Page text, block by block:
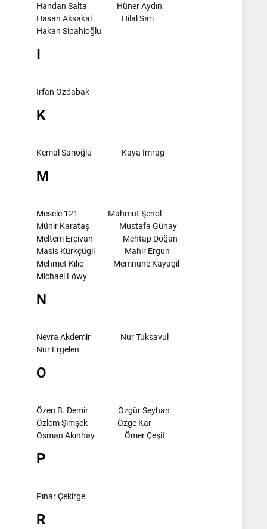
Handan Salta
Hüner Aydın
Hasan Aksakal
Hilal Sarı
Hakan Sipahioğlu
I
Irfan Özdabak
K
Kemal Sarıoğlu Kaya İmrag
M
Mesele 121
Mahmut Şenol
Münir Karataş
Mustafa Günay
Meltem Ercivan
Mehtap Doğan
Masis Kürkçügil
Mahir Ergun
Mehmet Kılıç
Memnune Kayagil
Michael Löwy
N
Nevra Akdemir
Nur Tuksavul
Nur Ergelen
O
Özen B. Demir
Özgür Seyhan
Özlem Şimşek
Özge Kar
Osman Akınhay
Ömer Çeşit
P
Pınar Çekirge
R